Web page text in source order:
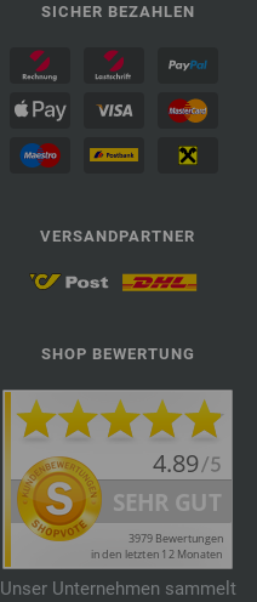
SICHER BEZAHLEN
VERSANDPARTNER
SHOP BEWERTUNG
Unser Unternehmen sammelt